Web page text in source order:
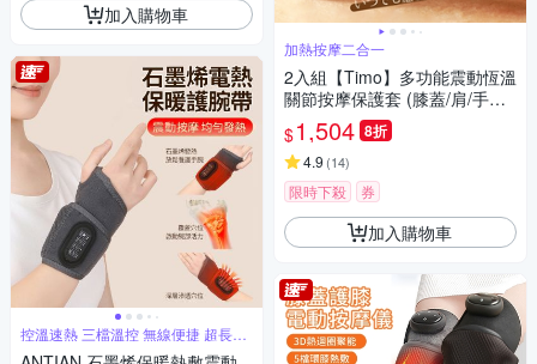
加入購物車
控溫速熱 三檔溫控 無線便捷 超長續
航
加熱按摩二合一
2入組【Timo】多功能震動恆溫
關節按摩保護套 (膝蓋/肩/手肘
通用)
$1,504 8折
4.9 (14)
限時下殺 券
加入購物車